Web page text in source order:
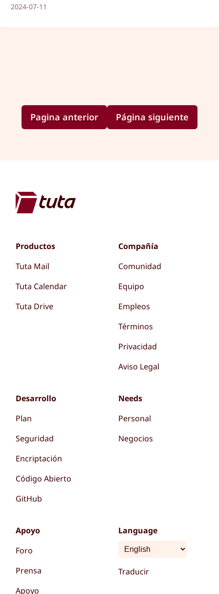
2024-07-11
Pagina anterior Página siguiente
Productos
Tuta Mail
Tuta Calendar
Tuta Drive
Compañía
Comunidad
Equipo
Empleos
Términos
Privacidad
Aviso Legal
Desarrollo
Plan
Seguridad
Encriptación
Código Abierto
GitHub
Needs
Personal
Negocios
Apoyo
Foro
Prensa
Apoyo
Language
Traducir